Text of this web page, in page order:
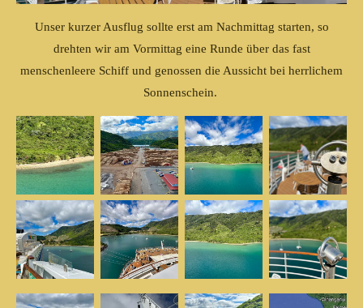
Unser kurzer Ausflug sollte erst am Nachmittag starten, so
drehten wir am Vormittag eine Runde über das fast
menschenleere Schiff und genossen die Aussicht bei herrlichem
Sonnenschein.